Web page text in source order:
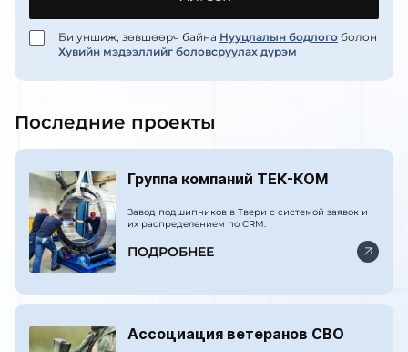
Би уншиж, зөвшөөрч байна Нууцлалын бодлого болон
Хувийн мэдээллийг боловсруулах дүрэм
Последние проекты
Группа компаний ТЕК-КОМ
Завод подшипников в Твери с системой заявок и
их распределением по CRM.
ПОДРОБНЕЕ
Ассоциация ветеранов СВО